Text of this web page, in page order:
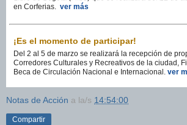
en Corferias. ver más
¡Es el momento de participar!
Del 2 al 5 de marzo se realizará la recepción de
Corredores Culturales y Recreativos de la ciudad,
Beca de Circulación Nacional e Internacional. ver
Notas de Acción a la/s 14:54:00
Compartir